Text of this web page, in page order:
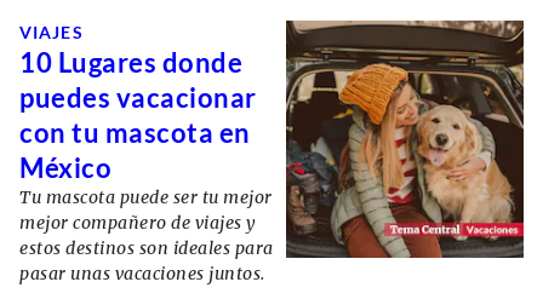
VIAJES
10 Lugares donde
puedes vacacionar
con tu mascota en
México
Tu mascota puede ser tu mejor
mejor compañero de viajes y
estos destinos son ideales para
pasar unas vacaciones juntos.